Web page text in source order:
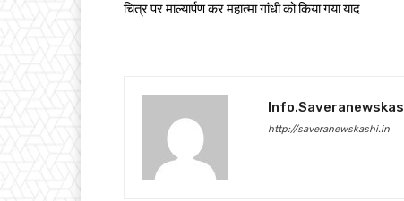
चित्र पर माल्यार्पण कर महात्मा गांधी को किया गया याद
http://saveranewskashi.in